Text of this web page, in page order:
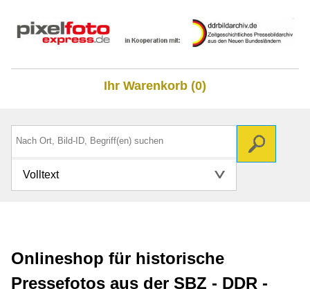
Ihr Warenkorb (0)
Volltext
Onlineshop für historische
Pressefotos aus der SBZ - DDR -